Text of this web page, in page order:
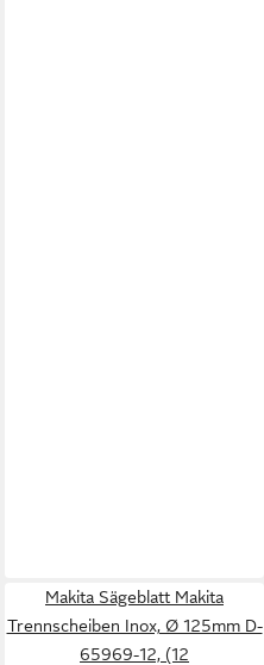
Makita Sägeblatt Makita
Trennscheiben Inox, Ø 125mm D-
65969-12, (12